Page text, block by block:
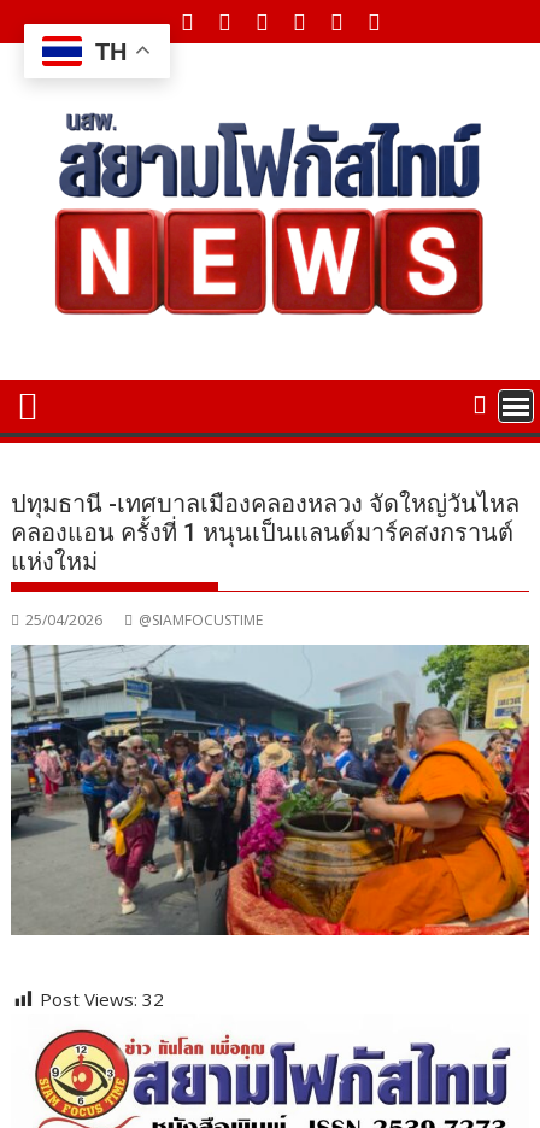
to
content
ปทุมธานี -เทศบาลเมืองคลองหลวง จัดใหญ่วันไหล
คลองแอน ครั้งที่ 1 หนุนเป็นแลนด์มาร์คสงกรานต์
แห่งใหม่
25/04/2026 @SIAMFOCUSTIME
Post Views: 32
TH